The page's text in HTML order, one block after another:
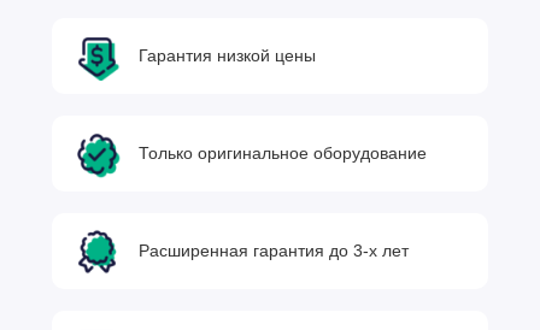
Гарантия низкой цены
Только оригинальное оборудование
Расширенная гарантия до 3-х лет